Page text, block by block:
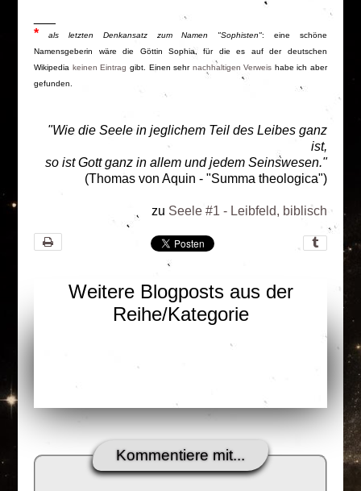
*
als letzten Denkansatz zum Namen "Sophisten": eine schöne
Namensgeberin wäre die Göttin Sophia, für die es auf der deutschen
Wikipedia keinen Eintrag gibt. Einen sehr nachhaltigen Verweis habe ich aber
gefunden.
"Wie die Seele in jeglichem Teil des Leibes ganz
ist,
so ist Gott ganz in allem und jedem Seinswesen."
(Thomas von Aquin - "Summa theologica")
zu Seele #1 - Leibfeld, biblisch
Weitere Blogposts aus der
Reihe/Kategorie
Kommentiere mit...